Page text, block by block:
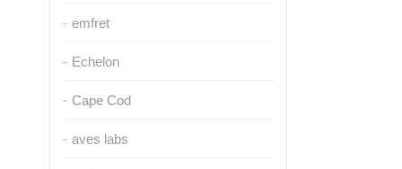
emfret
Echelon
Cape Cod
aves labs